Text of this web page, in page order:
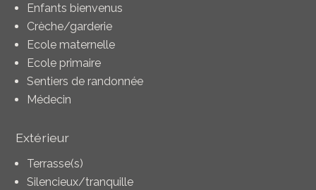
Enfants bienvenus
Crèche/garderie
Ecole maternelle
Ecole primaire
Sentiers de randonnée
Médecin
Extérieur
Terrasse(s)
Silencieux/tranquille